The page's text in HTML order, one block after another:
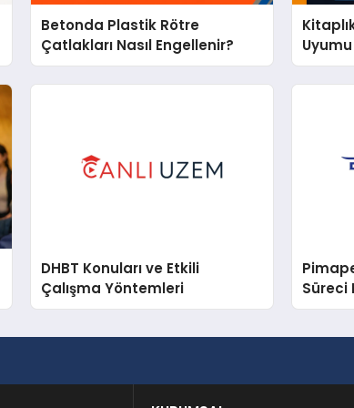
Betonda Plastik Rötre
Çatlakları Nasıl Engellenir?
Uyumu
DHBT Konuları ve Etkili
Çalışma Yöntemleri
Süreci